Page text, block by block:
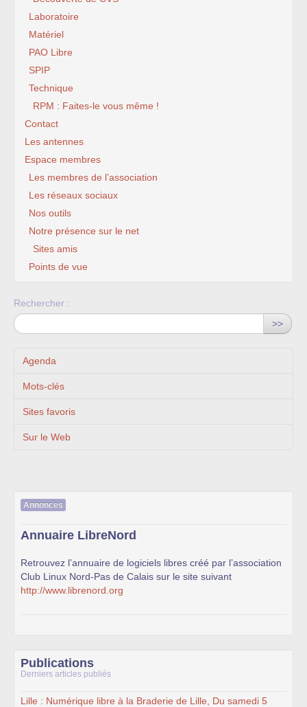
Laboratoire
Matériel
PAO Libre
SPIP
Technique
RPM : Faites-le vous même !
Contact
Les antennes
Espace membres
Les membres de l’association
Les réseaux sociaux
Nos outils
Notre présence sur le net
Sites amis
Points de vue
Rechercher :
>>
Agenda
Mots-clés
Sites favoris
Sur le Web
Annonces
Annuaire LibreNord
Retrouvez l’annuaire de logiciels libres créé par l’association
Club Linux Nord-Pas de Calais sur le site suivant
http://www.librenord.org
Publications
Derniers articles publiés
Lille : Numérique libre à la Braderie de Lille, Du samedi 5